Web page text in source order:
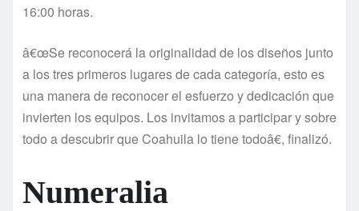
16:00 horas.
â€œSe reconocerá la originalidad de los diseños junto
a los tres primeros lugares de cada categorí­a, esto es
una manera de reconocer el esfuerzo y dedicación que
invierten los equipos. Los invitamos a participar y sobre
todo a descubrir que Coahuila lo tiene todoâ€, finalizó.
Numeralia